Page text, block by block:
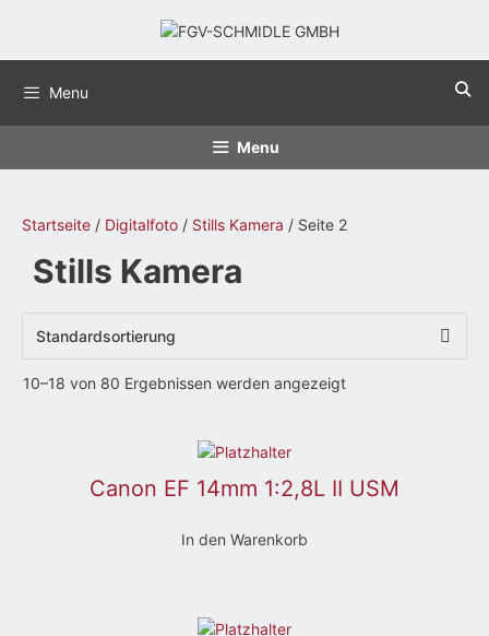
Menu
Menu
Startseite / Digitalfoto / Stills Kamera / Seite 2
Stills Kamera
10–18 von 80 Ergebnissen werden angezeigt
Canon EF 14mm 1:2,8L II USM
In den Warenkorb